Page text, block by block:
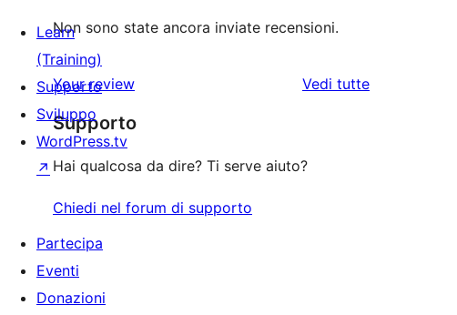
Non sono state ancora inviate recensioni.
Your review Vedi tuttele
Supporto
Hai qualcosa da dire? Ti serve aiuto?
Chiedi nel forum di supporto
Learn
(Training)
Supporto
Sviluppo
WordPress.tv
↗
Partecipa
Eventi
Donazioni